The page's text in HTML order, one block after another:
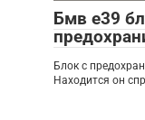
Бмв е39
Блок с
Находится он